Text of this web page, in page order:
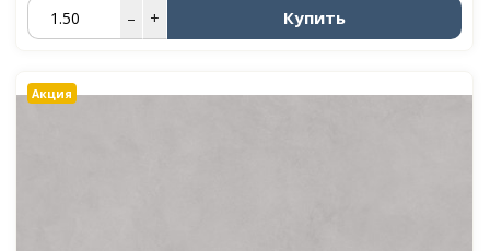
– + Купить
Акция